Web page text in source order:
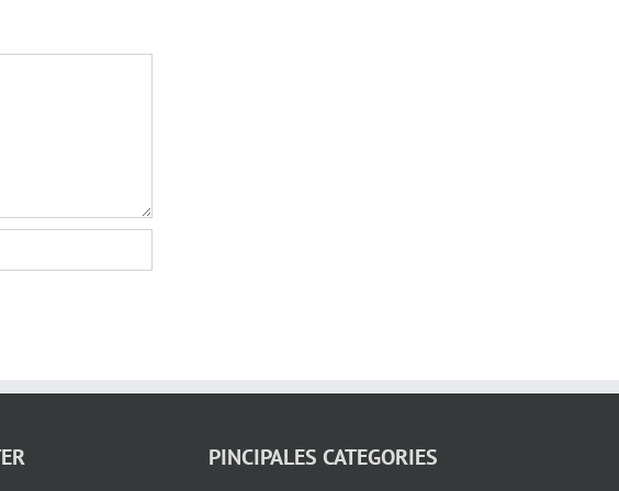
PINCIPALES CATEGORIES